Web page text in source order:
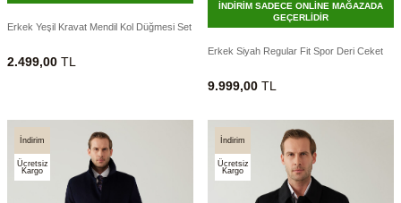
Erkek Yeşil Kravat Mendil Kol Düğmesi Set
2.499,00 TL
İNDİRİM SADECE ONLİNE MAĞAZADA
GEÇERLİDİR
Erkek Siyah Regular Fit Spor Deri Ceket
9.999,00 TL
İndirim
Ücretsiz
Kargo
İndirim
Ücretsiz
Kargo